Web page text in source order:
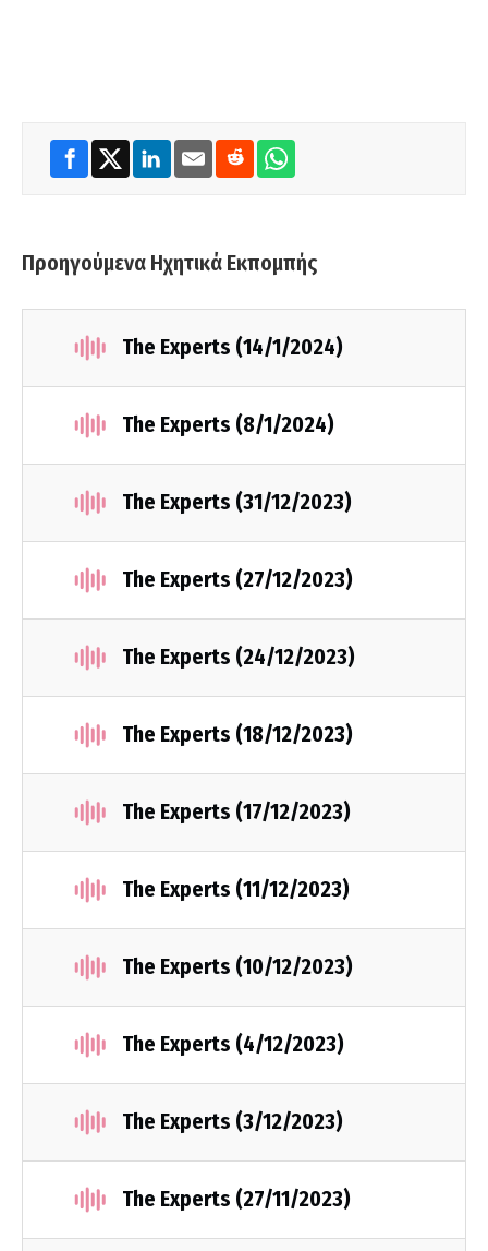
Προηγούμενα Ηχητικά Εκπομπής
The Experts (14/1/2024)
The Experts (8/1/2024)
The Experts (31/12/2023)
The Experts (27/12/2023)
The Experts (24/12/2023)
The Experts (18/12/2023)
The Experts (17/12/2023)
The Experts (11/12/2023)
The Experts (10/12/2023)
The Experts (4/12/2023)
The Experts (3/12/2023)
The Experts (27/11/2023)